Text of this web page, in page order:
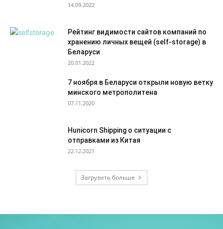
14.09.2022
Рейтинг видимости сайтов компаний по
хранению личных вещей (self-storage) в
Беларуси
20.01.2022
7 ноября в Беларуси открыли новую ветку
минского метрополитена
07.11.2020
Hunicorn Shipping о ситуации с
отправками из Китая
22.12.2021
Загрузить больше